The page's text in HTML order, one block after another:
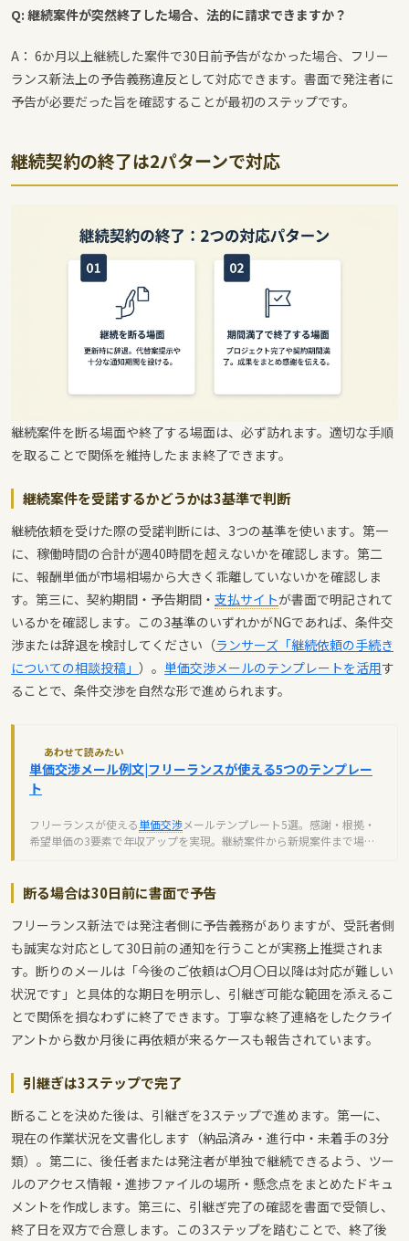
Q: 継続案件が突然終了した場合、法的に請求できますか？
A： 6か月以上継続した案件で30日前予告がなかった場合、フリー
ランス新法上の予告義務違反として対応できます。書面で発注者に
予告が必要だった旨を確認することが最初のステップです。
継続契約の終了は2パターンで対応
継続案件を断る場面や終了する場面は、必ず訪れます。適切な手順
を取ることで関係を維持したまま終了できます。
継続案件を受諾するかどうかは3基準で判断
継続依頼を受けた際の受諾判断には、3つの基準を使います。第一
に、稼働時間の合計が週40時間を超えないかを確認します。第二
に、報酬単価が市場相場から大きく乖離していないかを確認しま
す。第三に、契約期間・予告期間・ 支払サイトが書面で明記されて
いるかを確認します。この3基準のいずれかがNGであれば、条件交
渉または辞退を検討してください（ランサーズ「継続依頼の手続き
についての相談投稿」 ）。 単価交渉メールのテンプレートを活用す
ることで、条件交渉を自然な形で進められます。
あわせて読みたい
単価交渉メール例文|フリーランスが使える5つのテンプレー
ト
フリーランスが使える単価交渉メールテンプレート5選。感謝・根拠・
希望単価の3要素で年収アップを実現。継続案件から新規案件まで場面
断る場合は30日前に書面で予告
フリーランス新法では発注者側に予告義務がありますが、受託者側
も誠実な対応として30日前の通知を行うことが実務上推奨されま
す。断りのメールは「今後のご依頼は〇月〇日以降は対応が難しい
状況です」と具体的な期日を明示し、引継ぎ可能な範囲を添えるこ
とで関係を損なわずに終了できます。丁寧な終了連絡をしたクライ
アントから数か月後に再依頼が来るケースも報告されています。
引継ぎは3ステップで完了
断ることを決めた後は、引継ぎを3ステップで進めます。第一に、
現在の作業状況を文書化します（納品済み・進行中・未着手の3分
類）。第二に、後任者または発注者が単独で継続できるよう、ツー
ルのアクセス情報・進捗ファイルの場所・懸念点をまとめたドキュ
メントを作成します。第三に、引継ぎ完了の確認を書面で受領し、
終了日を双方で合意します。この3ステップを踏むことで、終了後